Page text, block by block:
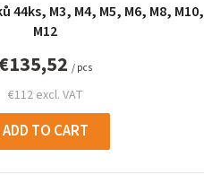
M3, M4, M5, M6, M8, M10,
M12
€112 excl. VAT
/ pcs
ADD TO CART